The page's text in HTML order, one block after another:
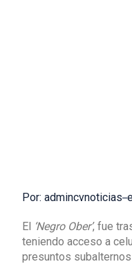
Por: admincvnoticias
El ‘Negro Ober’, fue
teniendo acceso a
presuntos